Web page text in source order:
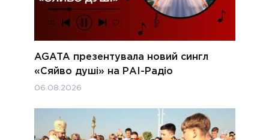
AGATA презентувала новий сингл
«Сяйво душі» на РАІ-Радіо
06.08.2026